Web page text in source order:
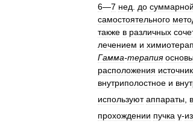
6—7 нед. до суммарной
самостоятельного
также в различных
лечением и
Гамма-терапия
расположения
внутриполостное и
используют аппараты в
прохождении пучка γ-